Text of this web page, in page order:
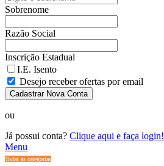
Sobrenome
Razão Social
Inscrição Estadual
I.E. Isento
Desejo receber ofertas por email
Cadastrar Nova Conta
ou
Já possui conta? Clique aqui e faça login!
Menu
Todas as categorias